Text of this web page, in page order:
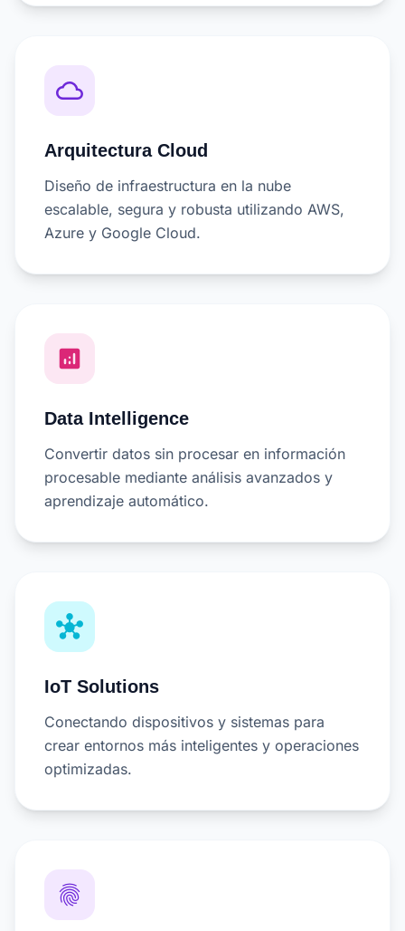
cloud_queue
Arquitectura Cloud
Diseño de infraestructura en la nube
escalable, segura y robusta utilizando AWS,
Azure y Google Cloud.
analytics
Data Intelligence
Convertir datos sin procesar en información
procesable mediante análisis avanzados y
aprendizaje automático.
hub
IoT Solutions
Conectando dispositivos y sistemas para
crear entornos más inteligentes y operaciones
optimizadas.
fingerprint